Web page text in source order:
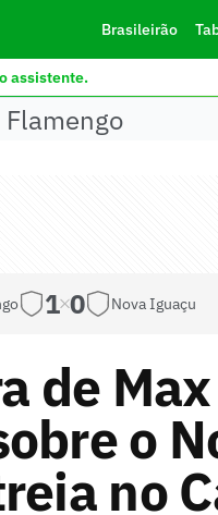
Brasileirão
assistente.
Flamengo
1 0 Nova Iguaçu
de
o
no